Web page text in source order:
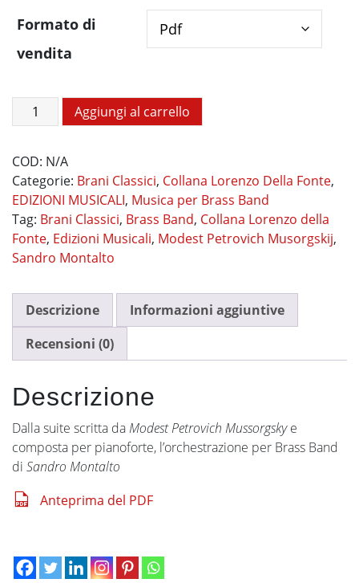
Formato di
vendita
Quadri
di
esposizione
quantità
Aggiungi al carrello
COD: N/A
Categorie: Brani Classici, Collana Lorenzo Della Fonte,
EDIZIONI MUSICALI, Musica per Brass Band
Tag: Brani Classici, Brass Band, Collana Lorenzo della
Fonte, Edizioni Musicali, Modest Petrovich Musorgskij,
Sandro Montalto
Descrizione
Informazioni aggiuntive
Recensioni (0)
Descrizione
Dalla suite scritta da Modest Petrovich Mussorgskye
composta per pianoforte, l’orchestrazione per Brass Band
di Sandro Montalto
Anteprima del PDF